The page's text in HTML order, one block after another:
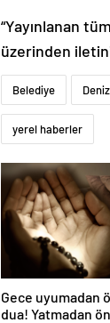
“Yayınlanan
üzerinden
Belediye
yerel haberler
Gece uyumadan
dua! Yatmadan